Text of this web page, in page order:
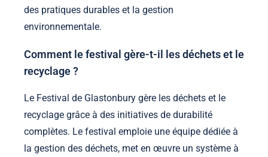
des pratiques durables et la gestion
environnementale.
Comment le festival gère-t-il les déchets et le
recyclage ?
Le Festival de Glastonbury gère les déchets et le
recyclage grâce à des initiatives de durabilité
complètes. Le festival emploie une équipe dédiée à
la gestion des déchets, met en œuvre un système à